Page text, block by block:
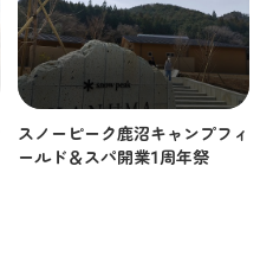
スノーピーク鹿沼キャンプフィ
ールド＆スパ開業1周年祭